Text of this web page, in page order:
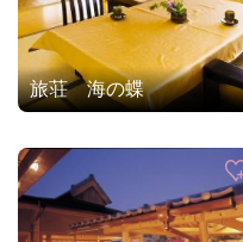
旅荘 海の蝶